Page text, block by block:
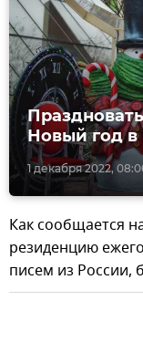
1 декабря 2022,
Новый год
Как сообщается
резиденцию
писем из России,